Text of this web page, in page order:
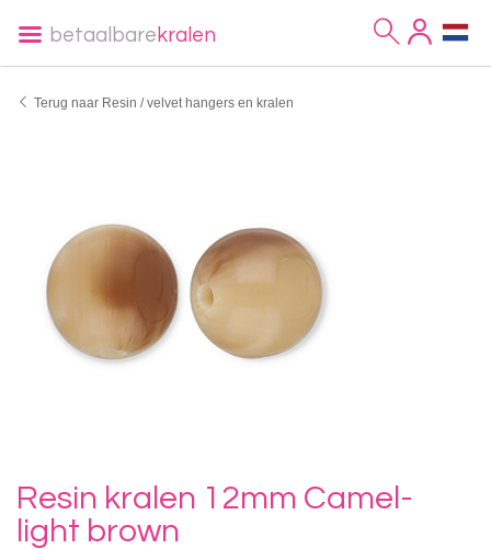
betaalbare kralen
Terug naar Resin / velvet hangers en kralen
Resin kralen 12mm Camel-
light brown